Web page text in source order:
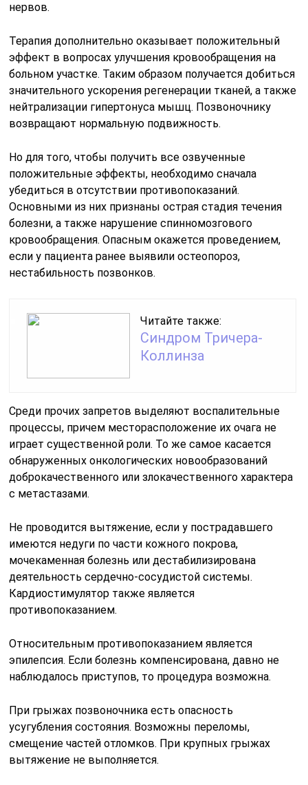
нервов.
Терапия дополнительно оказывает положительный
эффект в вопросах улучшения кровообращения на
больном участке. Таким образом получается добиться
значительного ускорения регенерации тканей, а также
нейтрализации гипертонуса мышц. Позвоночнику
возвращают нормальную подвижность.
Но для того, чтобы получить все озвученные
положительные эффекты, необходимо сначала
убедиться в отсутствии противопоказаний.
Основными из них признаны острая стадия течения
болезни, а также нарушение спинномозгового
кровообращения. Опасным окажется проведением,
если у пациента ранее выявили остеопороз,
нестабильность позвонков.
Читайте также:
Синдром Тричера-
Коллинза
Среди прочих запретов выделяют воспалительные
процессы, причем месторасположение их очага не
играет существенной роли. То же самое касается
обнаруженных онкологических новообразований
доброкачественного или злокачественного характера
с метастазами.
Не проводится вытяжение, если у пострадавшего
имеются недуги по части кожного покрова,
мочекаменная болезнь или дестабилизирована
деятельность сердечно-сосудистой системы.
Кардиостимулятор также является
противопоказанием.
Относительным противопоказанием является
эпилепсия. Если болезнь компенсирована, давно не
наблюдалось приступов, то процедура возможна.
При грыжах позвоночника есть опасность
усугубления состояния. Возможны переломы,
смещение частей отломков. При крупных грыжах
вытяжение не выполняется.